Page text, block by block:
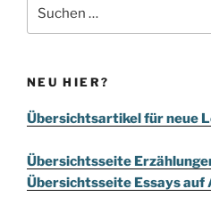
nach:
NEU HIER?
Übersichtsartikel für neue
Übersichtsseite
Übersichtsseite Essays auf